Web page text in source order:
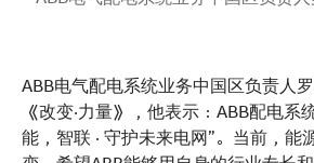
ABB电气配电系统业务中国区负责人
《改变·力量》，他表示：ABB配电系
能，智联 · 守护未来电网”。当前，能